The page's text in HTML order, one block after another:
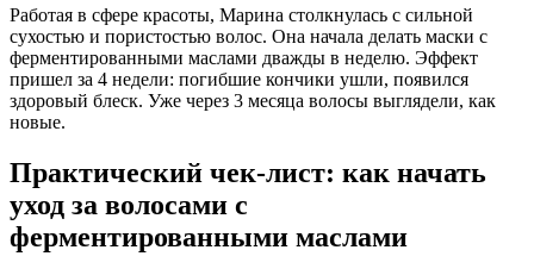
Работая в сфере красоты, Марина столкнулась с сильной
сухостью и пористостью волос. Она начала делать маски с
ферментированными маслами дважды в неделю. Эффект
пришел за 4 недели: погибшие кончики ушли, появился
здоровый блеск. Уже через 3 месяца волосы выглядели, как
новые.
Практический чек-лист: как начать
уход за волосами с
ферментированными маслами